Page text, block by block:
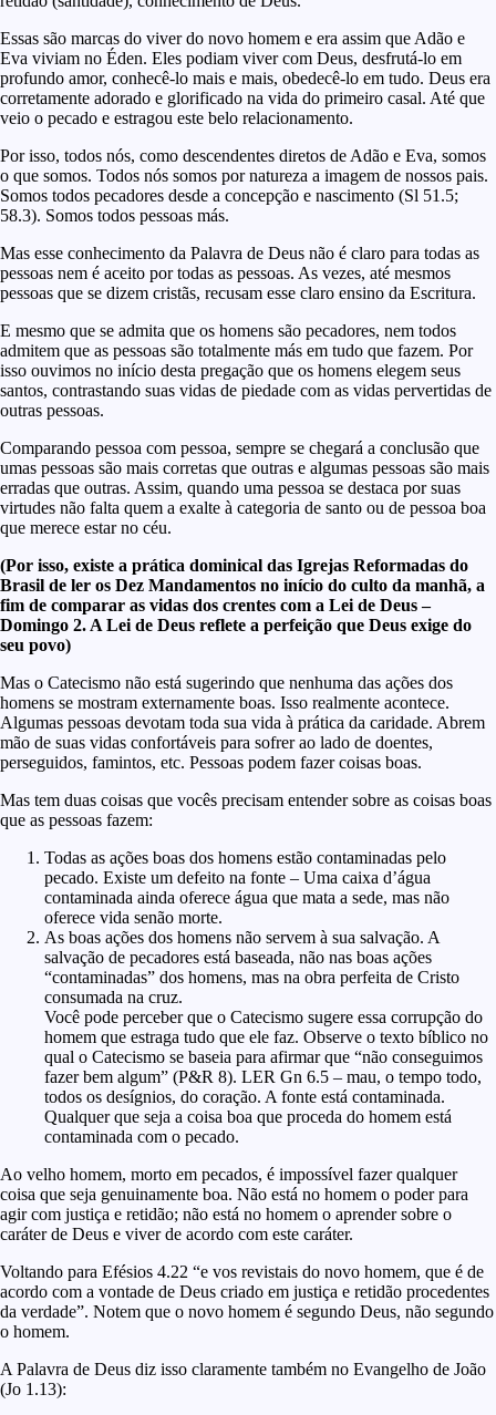
Essas são marcas do viver do novo homem e era assim que Adão e
Eva viviam no Éden. Eles podiam viver com Deus, desfrutá-lo em
profundo amor, conhecê-lo mais e mais, obedecê-lo em tudo. Deus era
corretamente adorado e glorificado na vida do primeiro casal. Até que
veio o pecado e estragou este belo relacionamento.
Por isso, todos nós, como descendentes diretos de Adão e Eva, somos
o que somos. Todos nós somos por natureza a imagem de nossos pais.
Somos todos pecadores desde a concepção e nascimento (Sl 51.5;
58.3). Somos todos pessoas más.
Mas esse conhecimento da Palavra de Deus não é claro para todas as
pessoas nem é aceito por todas as pessoas. As vezes, até mesmos
pessoas que se dizem cristãs, recusam esse claro ensino da Escritura.
E mesmo que se admita que os homens são pecadores, nem todos
admitem que as pessoas são totalmente más em tudo que fazem. Por
isso ouvimos no início desta pregação que os homens elegem seus
santos, contrastando suas vidas de piedade com as vidas pervertidas de
outras pessoas.
Comparando pessoa com pessoa, sempre se chegará a conclusão que
umas pessoas são mais corretas que outras e algumas pessoas são mais
erradas que outras. Assim, quando uma pessoa se destaca por suas
virtudes não falta quem a exalte à categoria de santo ou de pessoa boa
que merece estar no céu.
(Por isso, existe a prática dominical das Igrejas Reformadas do
Brasil de ler os Dez Mandamentos no início do culto da manhã, a
fim de comparar as vidas dos crentes com a Lei de Deus –
Domingo 2. A Lei de Deus reflete a perfeição que Deus exige do
seu povo)
Mas o Catecismo não está sugerindo que nenhuma das ações dos
homens se mostram externamente boas. Isso realmente acontece.
Algumas pessoas devotam toda sua vida à prática da caridade. Abrem
mão de suas vidas confortáveis para sofrer ao lado de doentes,
perseguidos, famintos, etc. Pessoas podem fazer coisas boas.
Mas tem duas coisas que vocês precisam entender sobre as coisas boas
que as pessoas fazem:
Todas as ações boas dos homens estão contaminadas pelo
pecado. Existe um defeito na fonte – Uma caixa d’água
contaminada ainda oferece água que mata a sede, mas não
oferece vida senão morte.
As boas ações dos homens não servem à sua salvação. A
salvação de pecadores está baseada, não nas boas ações
“contaminadas” dos homens, mas na obra perfeita de Cristo
consumada na cruz.
Você pode perceber que o Catecismo sugere essa corrupção do
homem que estraga tudo que ele faz. Observe o texto bíblico no
qual o Catecismo se baseia para afirmar que “não conseguimos
fazer bem algum” (P&R 8). LER Gn 6.5 – mau, o tempo todo,
todos os desígnios, do coração. A fonte está contaminada.
Qualquer que seja a coisa boa que proceda do homem está
contaminada com o pecado.
Ao velho homem, morto em pecados, é impossível fazer qualquer
coisa que seja genuinamente boa. Não está no homem o poder para
agir com justiça e retidão; não está no homem o aprender sobre o
caráter de Deus e viver de acordo com este caráter.
Voltando para Efésios 4.22 “e vos revistais do novo homem, que é de
acordo com a vontade de Deus criado em justiça e retidão procedentes
da verdade”. Notem que o novo homem é segundo Deus, não segundo
o homem.
A Palavra de Deus diz isso claramente também no Evangelho de João
(Jo 1.13):